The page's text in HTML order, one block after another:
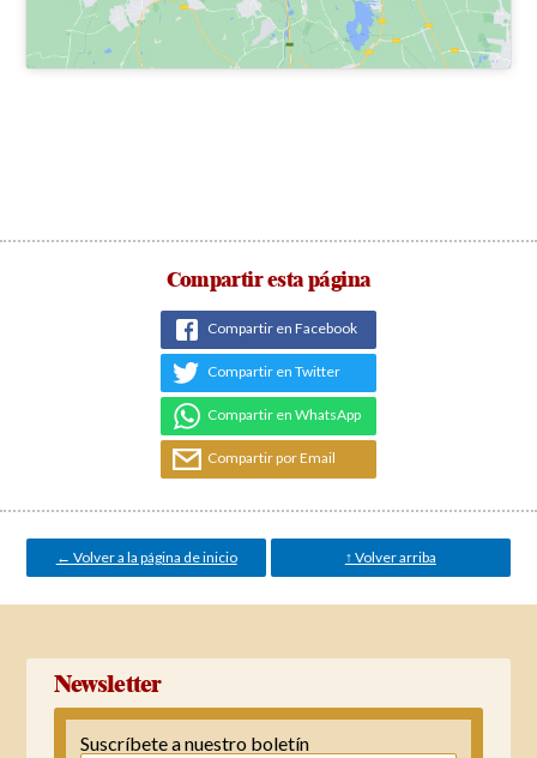
Compartir esta página
Compartir en Facebook
Compartir en Twitter
Compartir en WhatsApp
Compartir por Email
← Volver a la página de inicio ↑ Volver arriba
Newsletter
Suscríbete a nuestro boletín